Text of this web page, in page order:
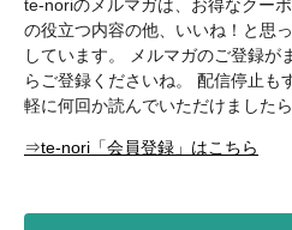
te-noriのメルマガは、お得なクー
の役立つ内容の他、いいね！と思
しています。 メルマガのご登録が
らご登録くださいね。 配信停止も
軽に何回か読んでいただけましたら
⇒te-nori「会員登録」はこちら